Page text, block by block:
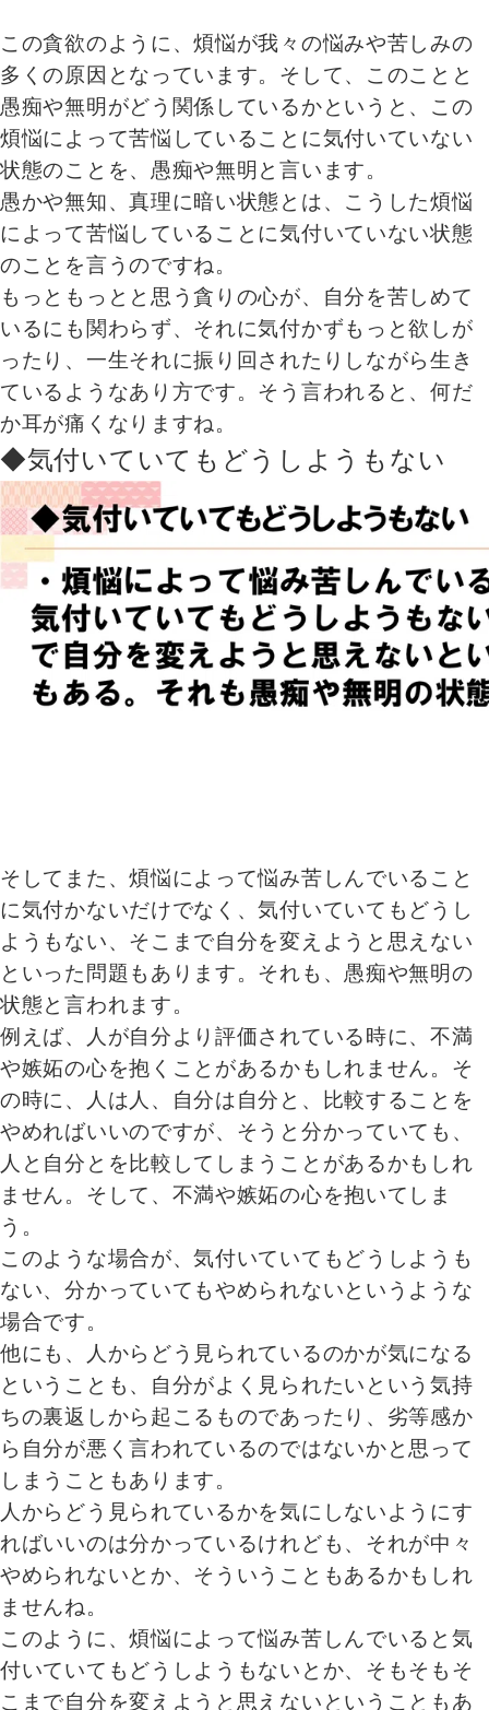
この貪欲のように、煩悩が我々の悩みや苦しみの
多くの原因となっています。そして、このことと
愚痴や無明がどう関係しているかというと、この
煩悩によって苦悩していることに気付いていない
状態のことを、愚痴や無明と言います。
愚かや無知、真理に暗い状態とは、こうした煩悩
によって苦悩していることに気付いていない状態
のことを言うのですね。
もっともっとと思う貪りの心が、自分を苦しめて
いるにも関わらず、それに気付かずもっと欲しが
ったり、一生それに振り回されたりしながら生き
ているようなあり方です。そう言われると、何だ
か耳が痛くなりますね。
◆気付いていてもどうしようもない
そしてまた、煩悩によって悩み苦しんでいること
に気付かないだけでなく、気付いていてもどうし
ようもない、そこまで自分を変えようと思えない
といった問題もあります。それも、愚痴や無明の
状態と言われます。
例えば、人が自分より評価されている時に、不満
や嫉妬の心を抱くことがあるかもしれません。そ
の時に、人は人、自分は自分と、比較することを
やめればいいのですが、そうと分かっていても、
人と自分とを比較してしまうことがあるかもしれ
ません。そして、不満や嫉妬の心を抱いてしま
う。
このような場合が、気付いていてもどうしようも
ない、分かっていてもやめられないというような
場合です。
他にも、人からどう見られているのかが気になる
ということも、自分がよく見られたいという気持
ちの裏返しから起こるものであったり、劣等感か
ら自分が悪く言われているのではないかと思って
しまうこともあります。
人からどう見られているかを気にしないようにす
ればいいのは分かっているけれども、それが中々
やめられないとか、そういうこともあるかもしれ
ませんね。
このように、煩悩によって悩み苦しんでいると気
付いていてもどうしようもないとか、そもそもそ
こまで自分を変えようと思えないということもあ